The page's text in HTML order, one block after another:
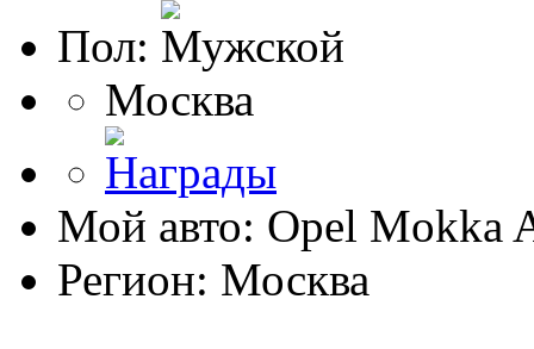
Пол:
Москва
Мой авто: Opel Mokka
Регион: Москва